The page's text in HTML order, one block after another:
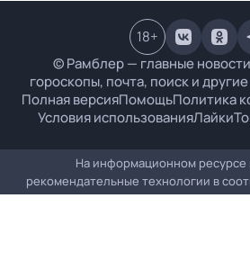
© Рамблер — главные
гороскопы, почта, поиск и
Полная версияПомощьПолитика
Условия использованияЛайки
18+
На информационном
рекомендательные технологии в